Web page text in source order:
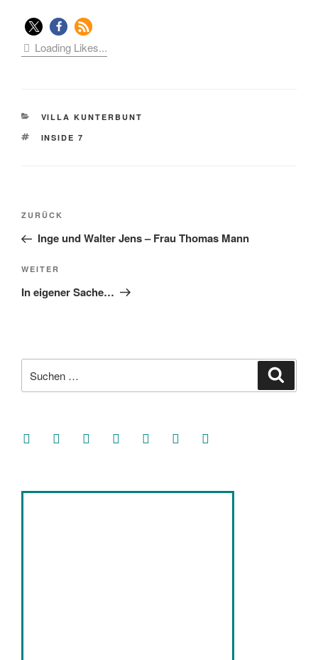
Loading Likes...
KATEGORIEN
VILLA KUNTERBUNT
SCHLAGWÖRTER
INSIDE 7
Beitragsnavigation
Vorheriger
Beitrag
ZURÜCK
Inge und Walter Jens – Frau Thomas Mann
Nächster
Beitrag
WEITER
In eigener Sache…
nach:
facebooksoundcloud
twitter mastodoninstagramthreads goodreads